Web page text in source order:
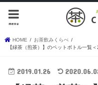
menu
HOME
お茶飲みくらべ
【緑茶（煎茶）】のペットボトル一覧
2019.01.26